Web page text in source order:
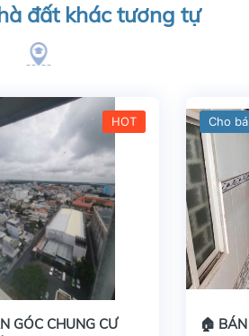
đất khác tương tự
HOT
GÓC CHUNG CƯ
Cho
🏠